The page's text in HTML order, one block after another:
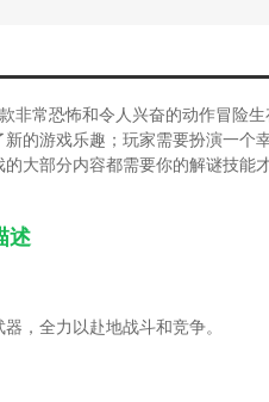
非常恐怖和令人兴奋的动作冒险
的游戏乐趣；玩家需要扮演一
大部分内容都需要你的解谜技
述
，全力以赴地战斗和竞争。